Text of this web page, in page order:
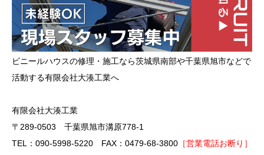
ビニールハウスの修理・施工なら茨城県南部や千葉県旭市などで
活動する有限会社大湊工業へ
有限会社大湊工業
〒289-0503 千葉県旭市溝原778-1
TEL：090-5998-5220 FAX：0479-68-3800 ［営業電話お断り］